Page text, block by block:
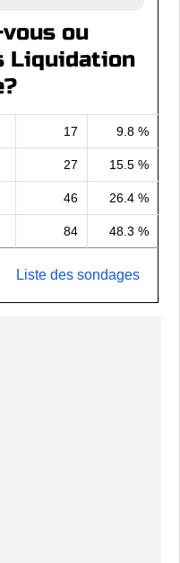
ou
Liquidation
17 9.8 %
27 15.5 %
46 26.4 %
84 48.3 %
Liste des sondages